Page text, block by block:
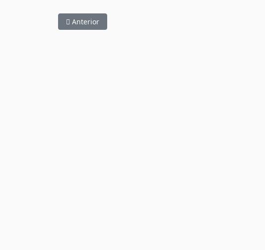
Artículo anterior: Suayre Polarizados
Anterior